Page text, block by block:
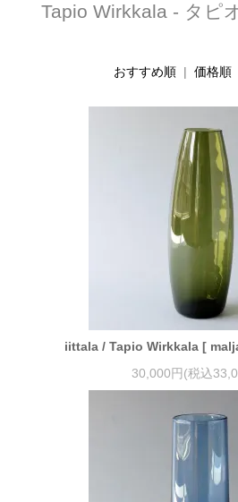
Tapio Wirkkala - タピ
おすすめ順 | 価格順
iittala / Tapio Wirkkala [
30,000円(税込